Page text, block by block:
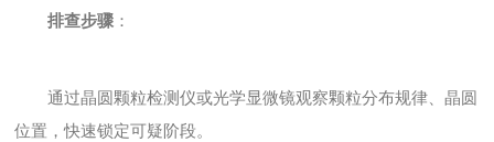
排查步骤 ：
通过晶圆颗粒检测仪或光学显微镜观察颗粒分布规律、晶圆
位置，快速锁定可疑阶段。